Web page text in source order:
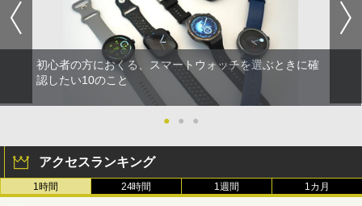
初心者の方におくる、スマートウォッチを選ぶときに確
認したい10のこと
● ● ●
アクセスランキング
1時間 24時間 1週間 1カ月